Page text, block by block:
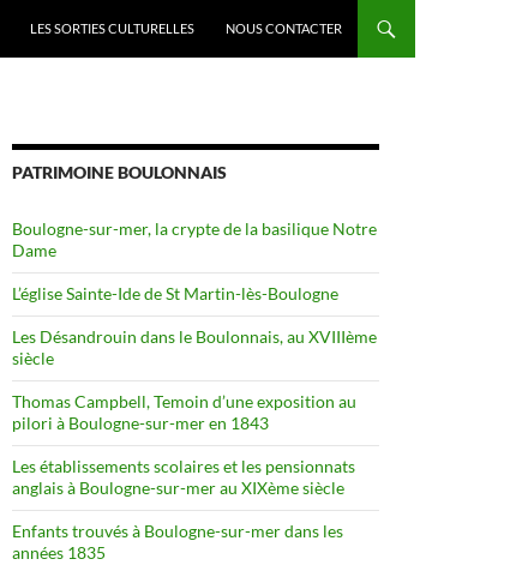
LES SORTIES CULTURELLES NOUS CONTACTER
PATRIMOINE BOULONNAIS
Boulogne-sur-mer, la crypte de la basilique Notre
Dame
L’église Sainte-Ide de St Martin-lès-Boulogne
Les Désandrouin dans le Boulonnais, au XVIIIème
siècle
Thomas Campbell, Temoin d’une exposition au
pilori à Boulogne-sur-mer en 1843
Les établissements scolaires et les pensionnats
anglais à Boulogne-sur-mer au XIXème siècle
Enfants trouvés à Boulogne-sur-mer dans les
années 1835